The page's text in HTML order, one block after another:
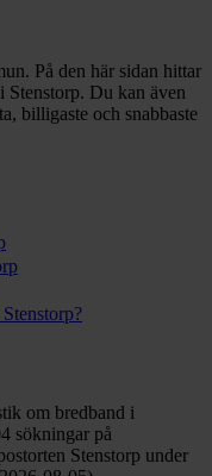
På den här sidan hittar
Du kan även
billigaste och snabbaste
om bredband i
sökningar på
Stenstorp under